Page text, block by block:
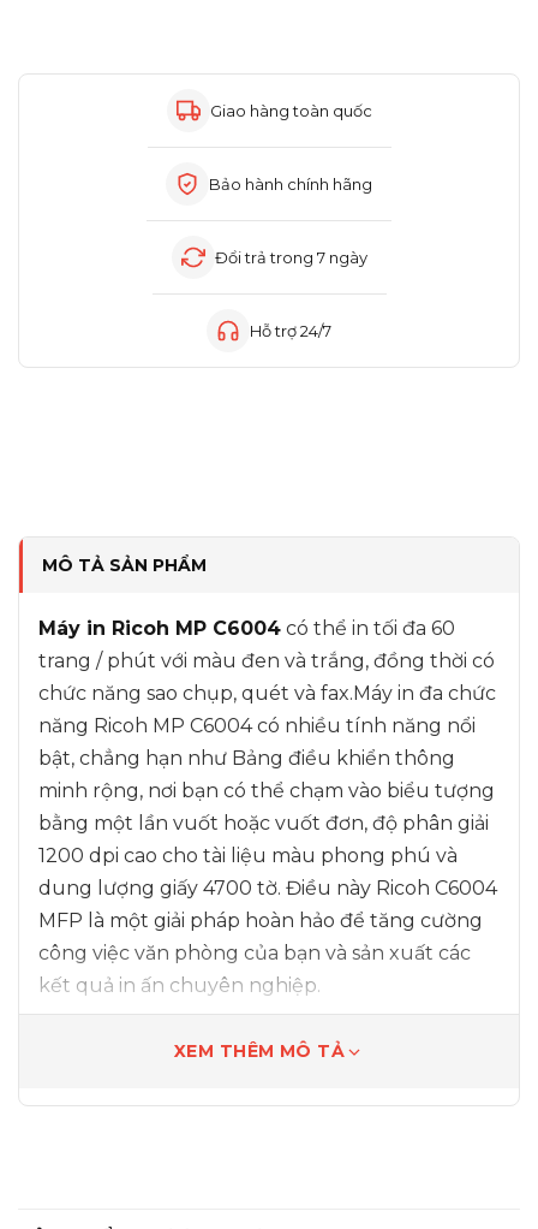
Giao hàng toàn quốc
Bảo hành chính hãng
Đổi trả trong 7 ngày
Hỗ trợ 24/7
MÔ TẢ SẢN PHẨM
Máy in Ricoh MP C6004 có thể in tối đa 60
trang / phút với màu đen và trắng, đồng thời có
chức năng sao chụp, quét và fax. Máy in đa chức
năng Ricoh MP C6004 có nhiều tính năng nổi
bật, chẳng hạn như Bảng điều khiển thông
minh rộng, nơi bạn có thể chạm vào biểu tượng
bằng một lần vuốt hoặc vuốt đơn, độ phân giải
1200 dpi cao cho tài liệu màu phong phú và
dung lượng giấy 4700 tờ. Điều này Ricoh C6004
MFP là một giải pháp hoàn hảo để tăng cường
công việc văn phòng của bạn và sản xuất các
kết quả in ấn chuyên nghiệp.
XEM THÊM MÔ TẢ